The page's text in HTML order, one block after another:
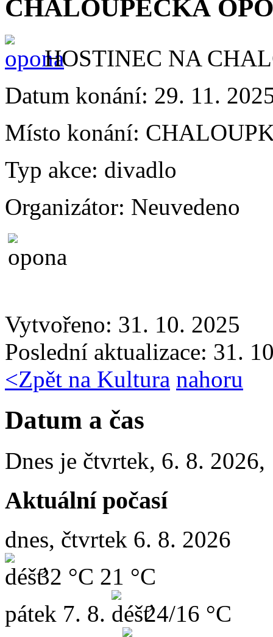
CHALOUPECKÁ
HOSTINEC NA
Datum konání: 29. 11.
Místo konání:
Typ akce: divadlo
Organizátor: Neuvedeno
Vytvořeno: 31. 10. 2025
Poslední aktualizace: 31.
<Zpět na Kultura nahoru
Datum a čas
Dnes je čtvrtek, 6. 8. 2026,
Aktuální počasí
dnes, čtvrtek 6. 8. 2026
32 °C 21 °C
pátek 7. 8.
24/16 °C